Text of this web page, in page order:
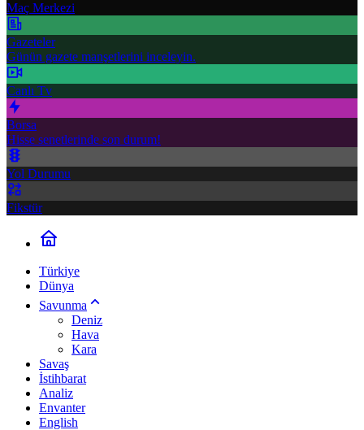
Maç Merkezi
Gazeteler
Günün gazete manşetlerini inceleyin.
Canlı Tv
Borsa
Hisse senetlerinde son durum!
Yol Durumu
Fikstür
Türkiye
Dünya
Savunma
Deniz
Hava
Kara
Savaş
İstihbarat
Analiz
Envanter
English